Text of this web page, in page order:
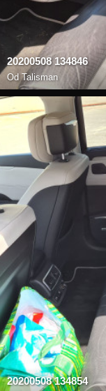
20200508 134846
OdTalisman
20200508 134854